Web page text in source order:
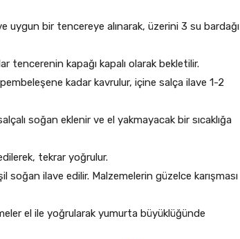
uygun bir tencereye alınarak, üzerini 3 su bardağı
tencerenin kapağı kapalı olarak bekletilir.
kadar kavrulur, içine salça ilave 1-2
soğan eklenir ve el yakmayacak bir sıcaklığa
tekrar yoğrulur.
soğan ilave edilir. Malzemelerin güzelce karışması
el ile yoğrularak yumurta büyüklüğünde